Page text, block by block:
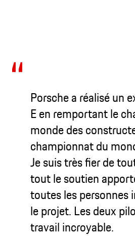
Porsche a réalisé un
E en remportant le
monde des
championnat du
Je suis très fier de
tout le soutien
toutes les personnes
le projet. Les deux
travail incroyable.